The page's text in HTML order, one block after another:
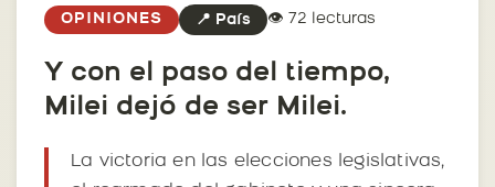
OPINIONES 📍 País 👁️ 72 lecturas
Y con el paso del tiempo,
Milei dejó de ser Milei.
La victoria en las elecciones legislativas,